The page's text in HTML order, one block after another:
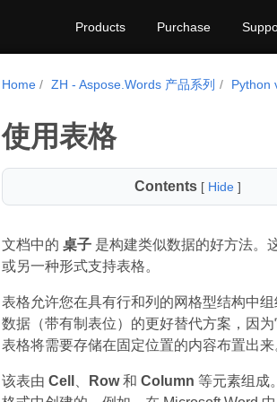
Products Purchase
Home ZH - Aspose.Words 产品系列 Python
使用表格
Contents[ Hide ]
文档中的 桌子是构建类似数据的好方法。
或另一种形式支持表格。
表格允许您在具有行和列的网格型结构中
数据（带有制表位）的更好替代方案，因
表格将需要存储在固定位置的内容布置出来
该表由 Cell Row和 Column 等元素组成